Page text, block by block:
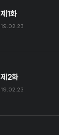
제1화
19.02.23
제2화
19.02.23